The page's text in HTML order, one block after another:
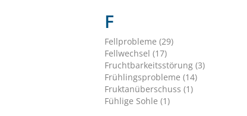
F
Fellprobleme (29)
Fellwechsel (17)
Fruchtbarkeitsstörung (3)
Frühlingsprobleme (14)
Fruktanüberschuss (1)
Fühlige Sohle (1)